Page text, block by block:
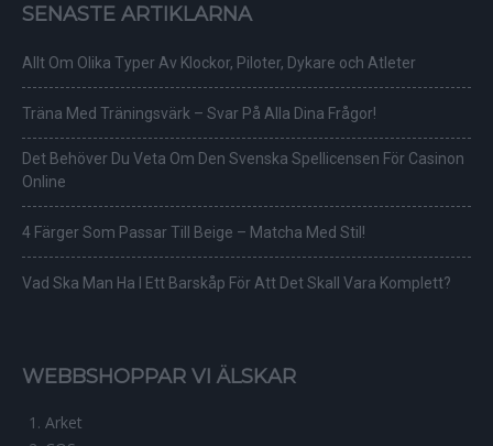
SENASTE ARTIKLARNA
Allt Om Olika Typer Av Klockor, Piloter, Dykare och Atleter
Träna Med Träningsvärk – Svar På Alla Dina Frågor!
Det Behöver Du Veta Om Den Svenska Spellicensen För Casinon
Online
4 Färger Som Passar Till Beige – Matcha Med Stil!
Vad Ska Man Ha I Ett Barskåp För Att Det Skall Vara Komplett?
WEBBSHOPPAR VI ÄLSKAR
Arket